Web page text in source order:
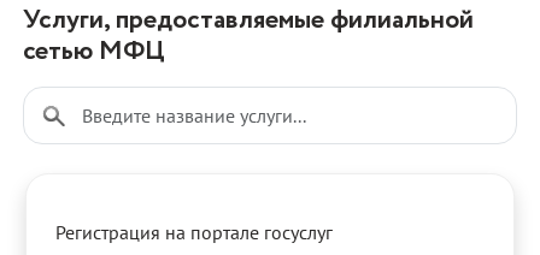
Услуги, предоставляемые филиальной
сетью МФЦ
Регистрация на портале госуслуг